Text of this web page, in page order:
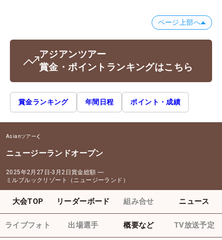
ページ上部へ
アジアンツアー
賞金・ポイントランキングはこちら
賞金ランキング 年間日程 ポイント・成績
Asianツアー
ニュージーランドオープン
2025年2月27日-3月2日賞金総額 ―
ミルブルックリゾート（ニュージーランド）
大会TOP リーダーボード 組み合せ ニュース
ライブフォト 出場選手 概要など TV放送予定